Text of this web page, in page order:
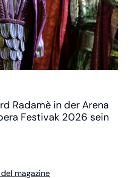
Radamè in der Arena
Festivak 2026 sein
magazine